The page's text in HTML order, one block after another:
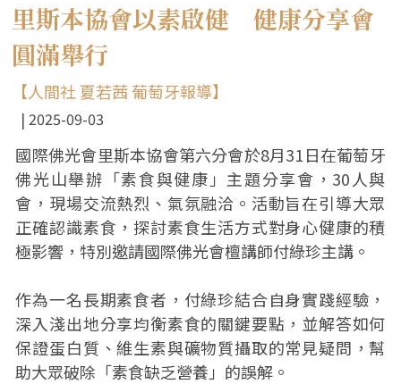
里斯本協會以素啟健 健康分享會
圓滿舉行
【人間社 夏若茜 葡萄牙報導】
2025-09-03
國際佛光會里斯本協會第六分會於8月31日在葡萄牙
佛光山舉辦「素食與健康」主題分享會，30人與
會，現場交流熱烈、氣氛融洽。活動旨在引導大眾
正確認識素食，探討素食生活方式對身心健康的積
極影響，特別邀請國際佛光會檀講師付綠珍主講。
作為一名長期素食者，付綠珍結合自身實踐經驗，
深入淺出地分享均衡素食的關鍵要點，並解答如何
保證蛋白質、維生素與礦物質攝取的常見疑問，幫
助大眾破除「素食缺乏營養」的誤解。